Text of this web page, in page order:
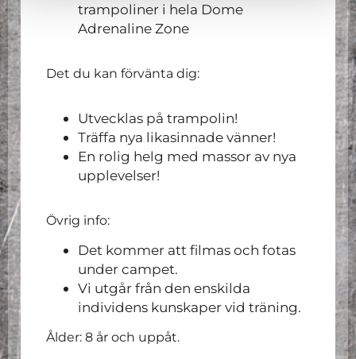
trampoliner i hela Dome
Adrenaline Zone
Det du kan förvänta dig:
Utvecklas på trampolin!
Träffa nya likasinnade vänner!
En rolig helg med massor av nya
upplevelser!
Övrig info:
Det kommer att filmas och fotas
under campet.
Vi utgår från den enskilda
individens kunskaper vid träning.
Ålder: 8 år och uppåt.